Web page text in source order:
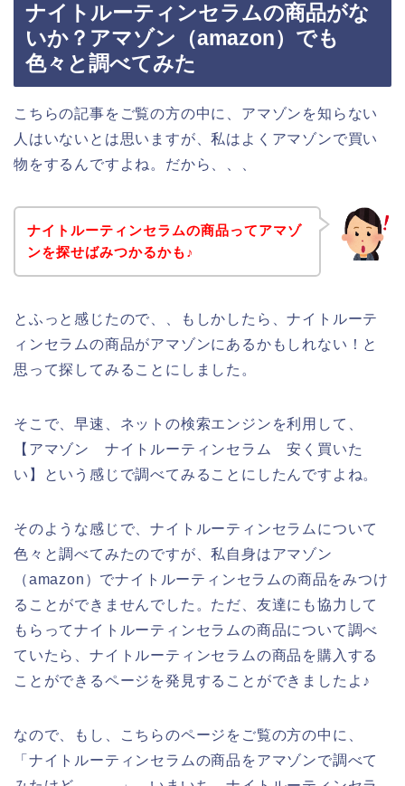
ナイトルーティンセラムの商品がな
いか？アマゾン（amazon）でも
色々と調べてみた
こちらの記事をご覧の方の中に、アマゾンを知らない
人はいないとは思いますが、私はよくアマゾンで買い
物をするんですよね。だから、、、
ナイトルーティンセラムの商品ってアマゾ
ンを探せばみつかるかも♪
とふっと感じたので、、もしかしたら、ナイトルーテ
ィンセラムの商品がアマゾンにあるかもしれない！と
思って探してみることにしました。
そこで、早速、ネットの検索エンジンを利用して、
【アマゾン ナイトルーティンセラム 安く買いた
い】という感じで調べてみることにしたんですよね。
そのような感じで、ナイトルーティンセラムについて
色々と調べてみたのですが、私自身はアマゾン
（amazon）でナイトルーティンセラムの商品をみつけ
ることができませんでした。ただ、友達にも協力して
もらってナイトルーティンセラムの商品について調べ
ていたら、ナイトルーティンセラムの商品を購入する
ことができるページを発見することができましたよ♪
なので、もし、こちらのページをご覧の方の中に、
「ナイトルーティンセラムの商品をアマゾンで調べて